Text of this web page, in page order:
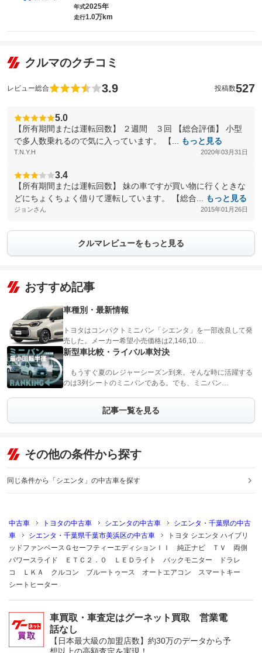
年式2025年
走行1.0万km
クルマのクチコミ
レビュー総合 3.9 投稿数527
5.0
【所有期間または運転回数】 ２週間 ３回 【総合評価】 小型
で多人数乗れるので気に入っています。 【...
もっと見る
T.N.Y.H 2020年03月31日
3.4
【所有期間または運転回数】 妹の車ですが買い物に行くときな
どにちょくちょく借りて運転しています。 【総合...
もっと見る
ジョンさん 2015年01月26日
クルマレビューをもっと見る
おすすめ記事
車種別・最新情報
トヨタはコンパクトミニバン「シエンタ」を一部改良して発
売した。メーカー希望小売価格は2,146,10…
新型車比較・ライバル車対決
もうすぐ夏のレジャーシーズン到来。そんな時に活躍する
のは3列シートのミニバンである。でも、ミニバン…
記事一覧を見る
その他の条件から探す
同じ条件から「シエンタ」の中古車を探す
中古車 トヨタの中古車 シエンタの中古車
シエンタ・千葉県の中古
車
シエンタ・千葉県千葉市美浜区の中古車
トヨタ シエンタ ハイブリ
ッドファンベースＧセーフティーエディションＩＩ 純正ナビ ＴＶ 両側
パワースライド ＥＴＣ２．０ ＬＥＤライト バックモニター ドラレ
コ ＬＫＡ クルコン ブルートゥース オートエアコン スマートキー
シートヒーター
車買取・車査定はグーネット買取 営業電
話なし
【日本最大級の加盟店数】約30万のデータから予